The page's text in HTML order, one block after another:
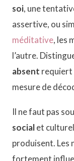
soi, une
assertive, ou
méditative, les
l’autre.
absent requiert
mesure de
Il ne faut pas
socialet
produisent. Les
fortement